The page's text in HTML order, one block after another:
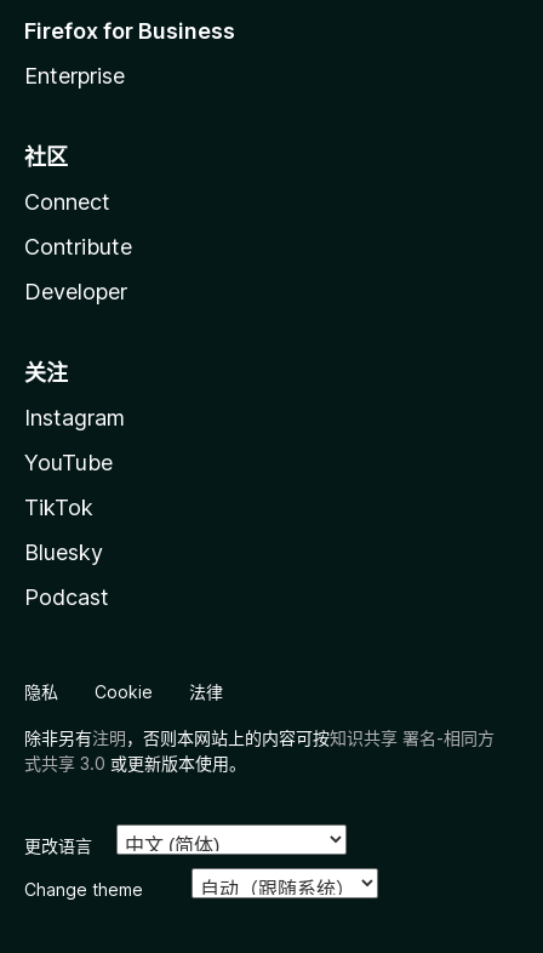
Firefox for Business
Enterprise
社区
Connect
Contribute
Developer
关注
Instagram
YouTube
TikTok
Bluesky
Podcast
隐私 Cookie 法律
除非另有注明，否则本网站上的内容可按知识共享 署名-相同方
式共享 3.0 或更新版本使用。
更改语言
Change theme